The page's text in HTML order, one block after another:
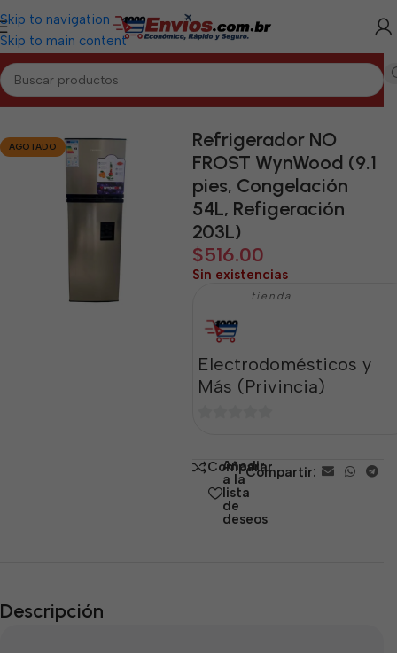
Skip to navigation
Skip to main content
Inicio/GUANTÁNAMO/Electrodomésticos Guantánamo
AGOTADO
Refrigerador NO
FROST WynWood (9.1
pies, Congelación
54L, Refigeración
203L)
$516.00
Sin existencias
tienda
Electrodomésticos y
Más (Privincia)
5 Comparar
Añadir
a la
lista
de
deseos
Compartir:
Descripción